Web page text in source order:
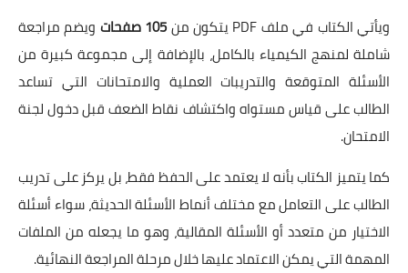
ويأتي الكتاب في ملف PDF يتكون من
105 صفحات
ويضم مراجعة
شاملة لمنهج الكيمياء بالكامل، بالإضافة إلى مجموعة كبيرة من
الأسئلة المتوقعة والتدريبات العملية والامتحانات التي تساعد
الطالب على قياس مستواه واكتشاف نقاط الضعف قبل دخول لجنة
الامتحان.
كما يتميز الكتاب بأنه لا يعتمد على الحفظ فقط، بل يركز على تدريب
الطالب على التعامل مع مختلف أنماط الأسئلة الحديثة، سواء أسئلة
الاختيار من متعدد أو الأسئلة المقالية، وهو ما يجعله من الملفات
المهمة التي يمكن الاعتماد عليها خلال مرحلة المراجعة النهائية.